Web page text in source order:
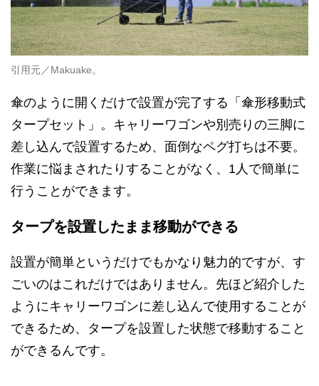
引用元／Makuake。
傘のように開くだけで設置が完了する「傘形移動式
タープセット」。キャリーワゴンや別売りの三脚に
差し込んで設置するため、面倒なペグ打ちは不要。
作業に悩まされたりすることがなく、1人で簡単に
行うことができます。
タープを設置したまま移動ができる
設置が簡単というだけでもかなり魅力的ですが、す
ごいのはこれだけではありません。先ほど紹介した
ようにキャリーワゴンに差し込んで使用することが
できるため、タープを設置した状態で移動すること
ができるんです。